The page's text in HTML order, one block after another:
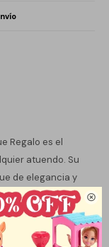

Regalo es el
atuendo. Su
de elegancia y
tanto para
en varios
y adaptarse a